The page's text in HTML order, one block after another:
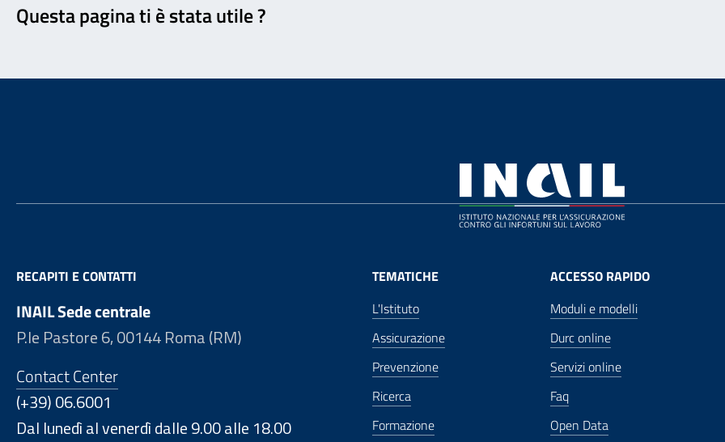
Questa pagina ti è stata utile ?
RECAPITI E CONTATTI
INAIL Sede centrale
P.le Pastore 6, 00144 Roma (RM)
Contact Center
(+39) 06.6001
Dal lunedì al venerdì dalle 9.00 alle 18.00
TEMATICHE
L'Istituto
Assicurazione
Prevenzione
Ricerca
Formazione
ACCESSO RAPIDO
Moduli e modelli
Durc online
Servizi online
Faq
Open Data